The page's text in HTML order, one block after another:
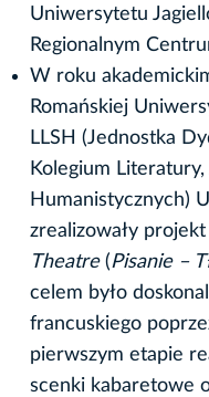
Uniwersytetu
Regionalnym
W roku
Romańskiej
LLSH (Jednostka
Kolegium
Humanistycznych)
zrealizowały projekt
Theatre(Pisanie –
celem było
francuskiego
pierwszym etapie
scenki kabaretowe